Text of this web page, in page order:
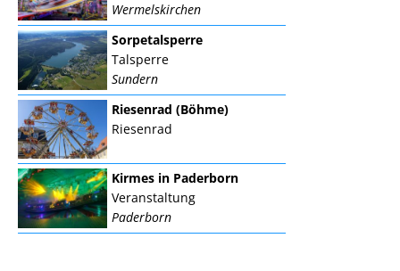
Wermelskirchen
Sorpetalsperre
Talsperre
Sundern
Riesenrad (Böhme)
Riesenrad
Kirmes in Paderborn
Veranstaltung
Paderborn